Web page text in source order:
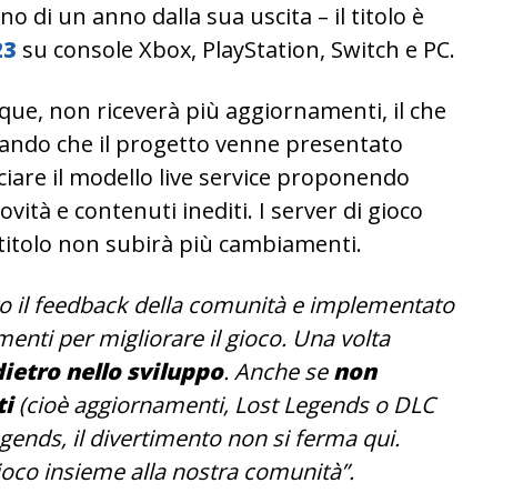
di un anno dalla sua uscita – il titolo è
su console Xbox, PlayStation, Switch e PC.
non riceverà più aggiornamenti, il che
che il progetto venne presentato
il modello live service proponendo
e contenuti inediti. I server di gioco
non subirà più cambiamenti.
il feedback della comunità e implementato
per migliorare il gioco. Una volta
nello sviluppo. Anche senon
(cioè aggiornamenti, Lost Legends o DLC
il divertimento non si ferma qui.
insieme alla nostra comunità”.